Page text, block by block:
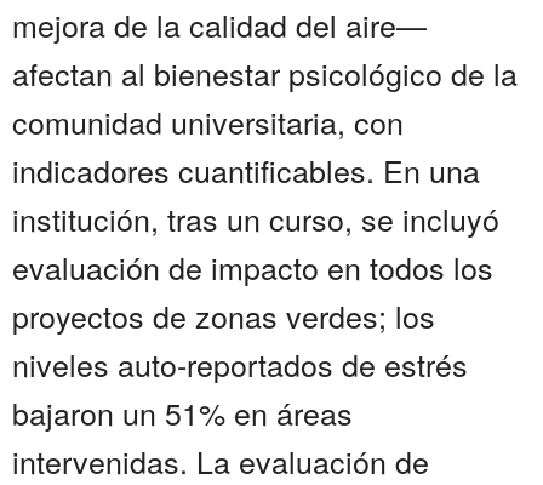
mejora de la calidad del aire—
afectan al bienestar psicológico de la
comunidad universitaria, con
indicadores cuantificables. En una
institución, tras un curso, se incluyó
evaluación de impacto en todos los
proyectos de zonas verdes; los
niveles auto-reportados de estrés
bajaron un 51% en áreas
intervenidas. La evaluación de